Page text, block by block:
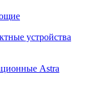
устройства
Astra